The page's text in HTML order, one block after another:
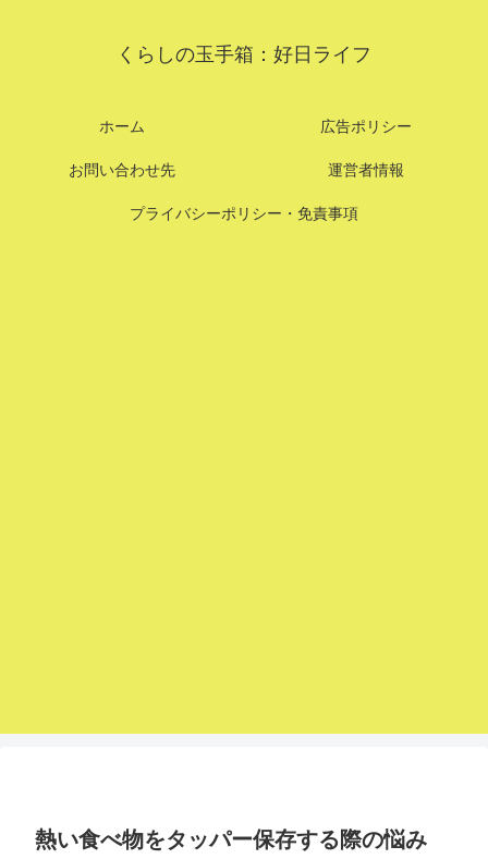
くらしの玉手箱：好日ライフ
ホーム 広告ポリシー
お問い合わせ先 運営者情報
プライバシーポリシー・免責事項
熱い食べ物をタッパー保存する際の悩み